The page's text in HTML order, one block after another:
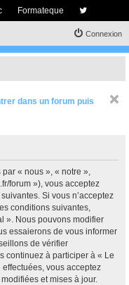
Formateque
Connexion
dans un forum puis
« nous », « notre »,
forum »), vous acceptez
Si vous n’acceptez
conditions suivantes,
». Nous pouvons modifier
essaierons de vous informer
de vérifier
continuez à participer à « Le
vous acceptez
et mises à jour.